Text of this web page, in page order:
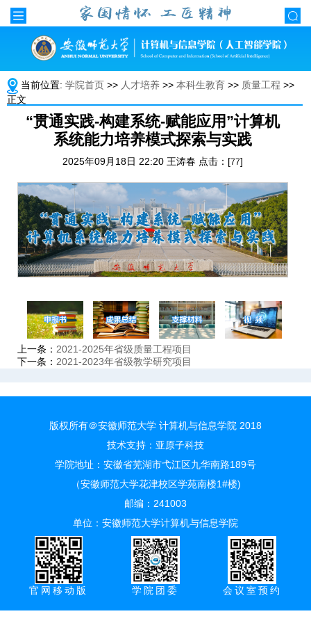
当前位置: 学院首页 >> 人才培养 >> 本科生教育 >> 质量工程 >>
正文
“贯通实践-构建系统-赋能应用”计算机
系统能力培养模式探索与实践
2025年09月18日 22:20 王涛春 点击：[77]
上一条： 2021-2025年省级质量工程项目
下一条： 2021-2023年省级教学研究项目
版权所有＠安徽师范大学 计算机与信息学院 2018
技术支持： 亚原子科技
学院地址：安徽省芜湖市弋江区九华南路189号
（安徽师范大学花津校区学苑南楼1#楼)
邮编：241003
单位：安徽师范大学计算机与信息学院
官网移动版 学院团委 会议室预约